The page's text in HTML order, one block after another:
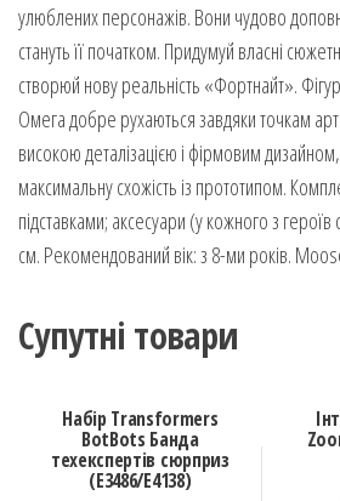
улюблених персонажів. Вони чудово
стануть її початком. Придумуй власні
створюй нову реальність «Фортнайт».
Омега добре рухаються завдяки точкам
високою деталізацією і фірмовим
максимальну схожість із прототипом.
підставками; аксесуари (у кожного з героїв
см. Рекомендований вік: з 8-ми років.
Супутні товари
Набір Transformers
BotBots Банда
техекспертів сюрприз
(E3486/E4138)